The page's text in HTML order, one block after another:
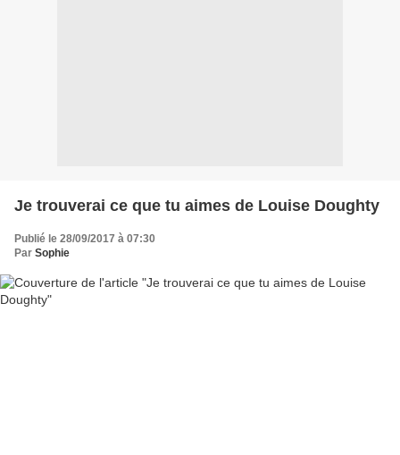
Je trouverai ce que tu aimes de Louise Doughty
Publié le 28/09/2017 à 07:30
Par Sophie